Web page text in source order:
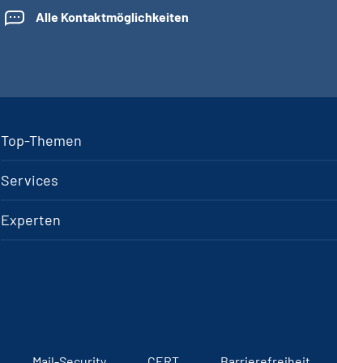
Alle Kontaktmöglichkeiten
Top-Themen
Services
Experten